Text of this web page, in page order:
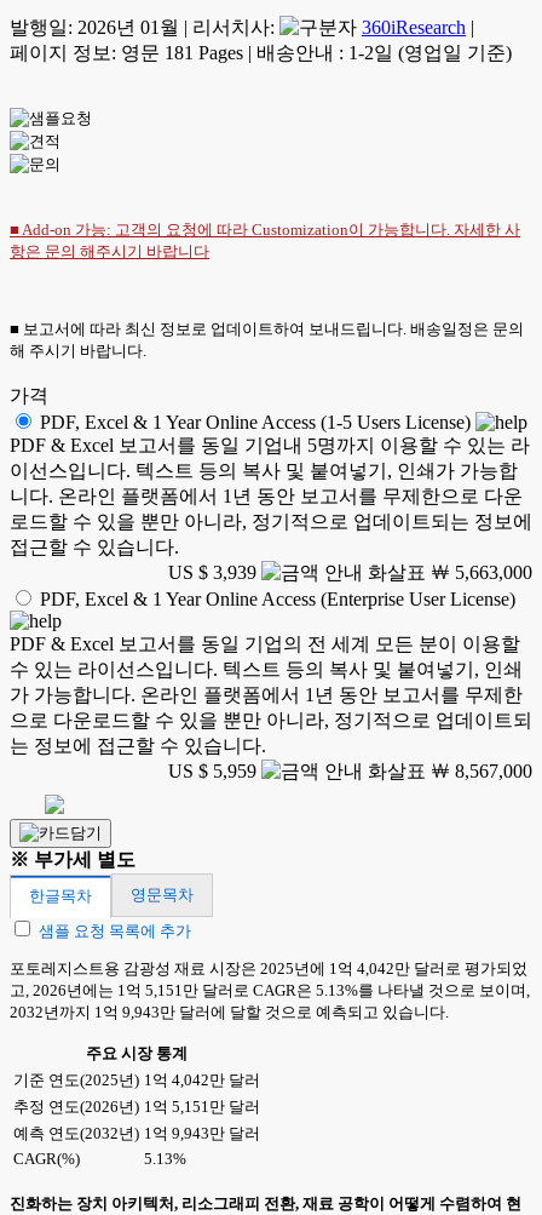
발행일: 2026년 01월 | 리서치사: 360iResearch |
페이지 정보: 영문 181 Pages | 배송안내 : 1-2일 (영업일 기준)
■ Add-on 가능: 고객의 요청에 따라 Customization이 가능합니다. 자세한 사
항은 문의 해주시기 바랍니다
■ 보고서에 따라 최신 정보로 업데이트하여 보내드립니다. 배송일정은 문의
해 주시기 바랍니다.
가격
PDF, Excel & 1 Year Online Access (1-5 Users License)
PDF & Excel 보고서를 동일 기업내 5명까지 이용할 수 있는 라
이선스입니다. 텍스트 등의 복사 및 붙여넣기, 인쇄가 가능합
니다. 온라인 플랫폼에서 1년 동안 보고서를 무제한으로 다운
로드할 수 있을 뿐만 아니라, 정기적으로 업데이트되는 정보에
접근할 수 있습니다.
US $ 3,939
￦ 5,663,000
PDF, Excel & 1 Year Online Access (Enterprise User License)
PDF & Excel 보고서를 동일 기업의 전 세계 모든 분이 이용할
수 있는 라이선스입니다. 텍스트 등의 복사 및 붙여넣기, 인쇄
가 가능합니다. 온라인 플랫폼에서 1년 동안 보고서를 무제한
으로 다운로드할 수 있을 뿐만 아니라, 정기적으로 업데이트되
는 정보에 접근할 수 있습니다.
US $ 5,959
￦ 8,567,000
※ 부가세 별도
한글목차
영문목차
샘플 요청 목록에 추가
포토레지스트용 감광성 재료 시장은 2025년에 1억 4,042만 달러로 평가되었
고, 2026년에는 1억 5,151만 달러로 CAGR은 5.13%를 나타낼 것으로 보이며,
2032년까지 1억 9,943만 달러에 달할 것으로 예측되고 있습니다.
주요 시장 통계
기준 연도(2025년) 1억 4,042만 달러
추정 연도(2026년) 1억 5,151만 달러
예측 연도(2032년) 1억 9,943만 달러
CAGR(%)
5.13%
진화하는 장치 아키텍처, 리소그래피 전환, 재료 공학이 어떻게 수렴하여 현